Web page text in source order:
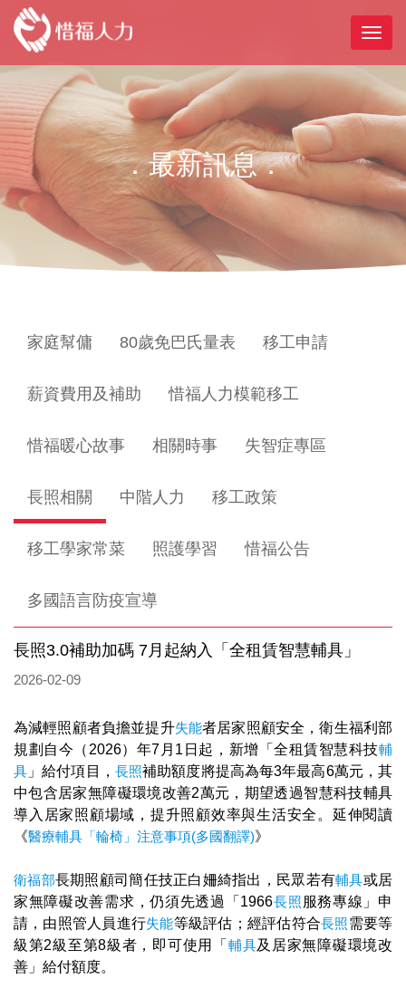
．最新訊息．
家庭幫傭 80歲免巴氏量表 移工申請
薪資費用及補助 惜福人力模範移工
惜福暖心故事 相關時事 失智症專區
長照相關 中階人力 移工政策
移工學家常菜 照護學習 惜福公告
多國語言防疫宣導
長照3.0補助加碼 7月起納入「全租賃智慧輔具」
2026-02-09
為減輕照顧者負擔並提升失能者居家照顧安全，衛生福利部
規劃自今（2026）年7月1日起，新增「全租賃智慧科技輔
具 」給付項目， 長照補助額度將提高為每3年最高6萬元，其
中包含居家無障礙環境改善2萬元，期望透過智慧科技輔具
導入居家照顧場域，提升照顧效率與生活安全。延伸閱讀
《醫療輔具「輪椅」注意事項(多國翻譯)》
衛福部長期照顧司簡任技正白姍綺指出，民眾若有輔具或居
家無障礙改善需求，仍須先透過「1966長照 服務專線」申
請，由照管人員進行失能等級評估；經評估符合長照需要等
級第2級至第8級者，即可使用「 輔具及居家無障礙環境改
善」給付額度。